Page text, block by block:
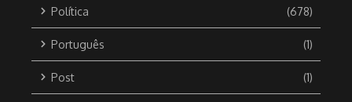
Política (678)
Português (1)
Post (1)